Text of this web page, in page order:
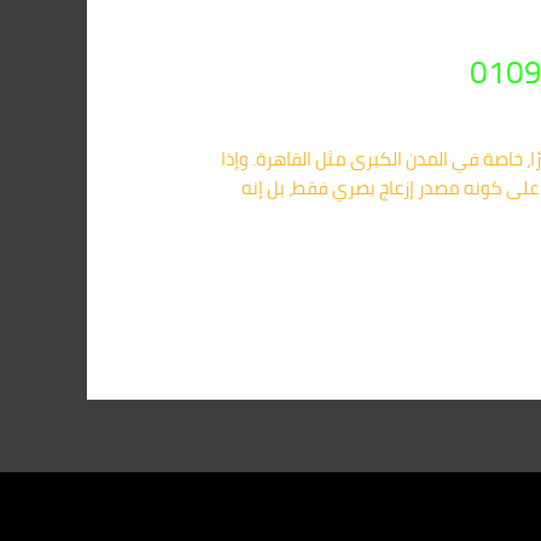
خاصة في المدن الكبرى مثل القاهرة. وإذا
كونه مصدر إزعاج بصري فقط، بل إنه